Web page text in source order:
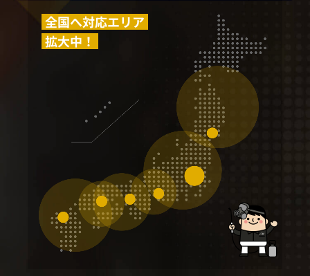
全国へ対応エリア
拡大中！